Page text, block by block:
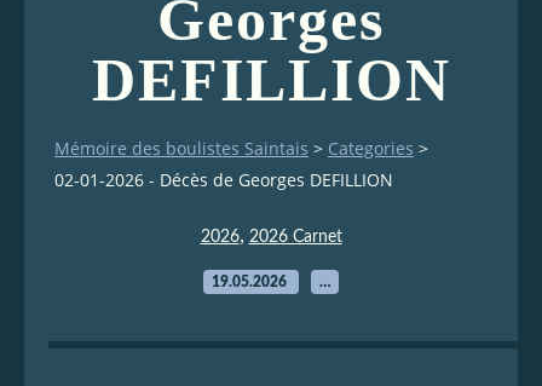
Georges
DEFILLION
Mémoire des boulistes Saintais > Categories >
02-01-2026 - Décès de Georges DEFILLION
2026, 2026 Carnet
19.05.2026 …